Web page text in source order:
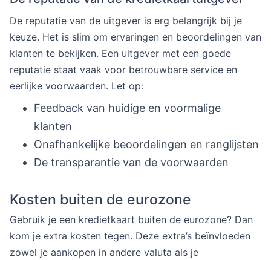
De reputatie van de uitgever is erg belangrijk bij je
keuze. Het is slim om ervaringen en beoordelingen van
klanten te bekijken. Een uitgever met een goede
reputatie staat vaak voor betrouwbare service en
eerlijke voorwaarden. Let op:
Feedback van huidige en voormalige
klanten
Onafhankelijke beoordelingen en ranglijsten
De transparantie van de voorwaarden
Kosten buiten de eurozone
Gebruik je een kredietkaart buiten de eurozone? Dan
kom je extra kosten tegen. Deze extra’s beïnvloeden
zowel je aankopen in andere valuta als je